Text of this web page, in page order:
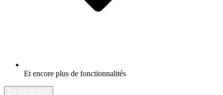
Et encore plus de fonctionnalités